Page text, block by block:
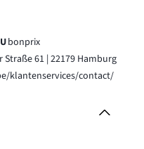
bonprix
61 | 22179 Hamburg
klantenservices/contact/